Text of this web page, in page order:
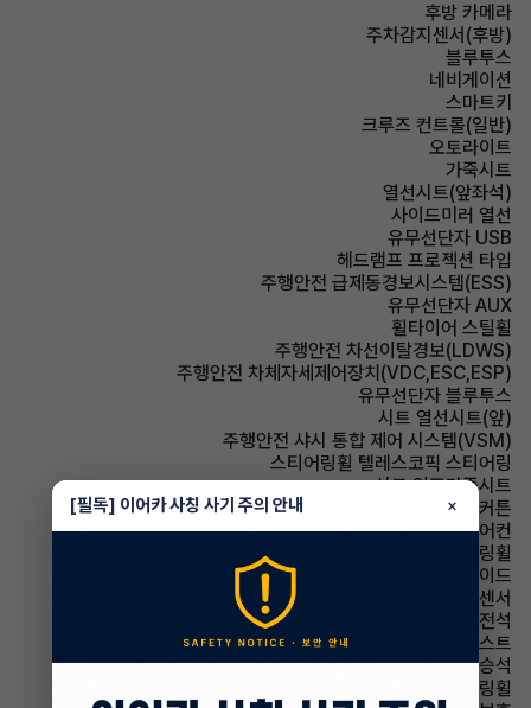
후방 카메라
주차감지센서(후방)
블루투스
네비게이션
스마트키
크루즈 컨트롤(일반)
오토라이트
가죽시트
열선시트(앞좌석)
사이드미러 열선
유무선단자 USB
헤드램프 프로젝션 타입
주행안전 급제동경보시스템(ESS)
유무선단자 AUX
휠타이어 스틸휠
주행안전 차선이탈경보(LDWS)
주행안전 차체자세제어장치(VDC,ESC,ESP)
유무선단자 블루투스
시트 열선시트(앞)
주행안전 샤시 통합 제어 시스템(VSM)
스티어링휠 텔레스코픽 스티어링
시트 인조가죽시트
에어백 커튼
에어컨 수동에어컨
스티어링휠 속도감응식 스티어링휠
에어백 사이드
주차보조 후방감지센서
에어백 운전석
헤드램프 하이빔 어시스트
에어백 동승석
스티어링휠 가죽스티어링휠
[필독] 이어카 사칭 사기 주의 안내 ×